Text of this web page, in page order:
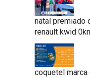
natal premiado
renault kwid
coquetel